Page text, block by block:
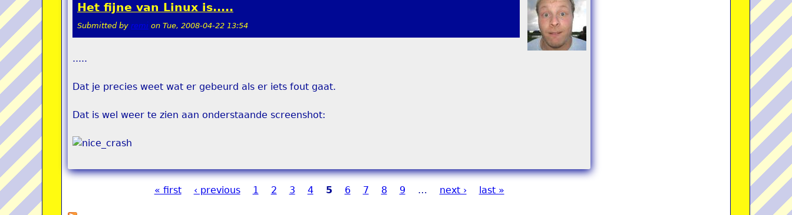
Het fijne van Linux is.....
Submitted by remi on Tue, 2008-04-22 13:54
.....
Dat je precies weet wat er gebeurd als er iets fout gaat.
Dat is wel weer te zien aan onderstaande screenshot:
« first ‹ previous 1 2 3 4 5 6 7 8 9 … next › last »